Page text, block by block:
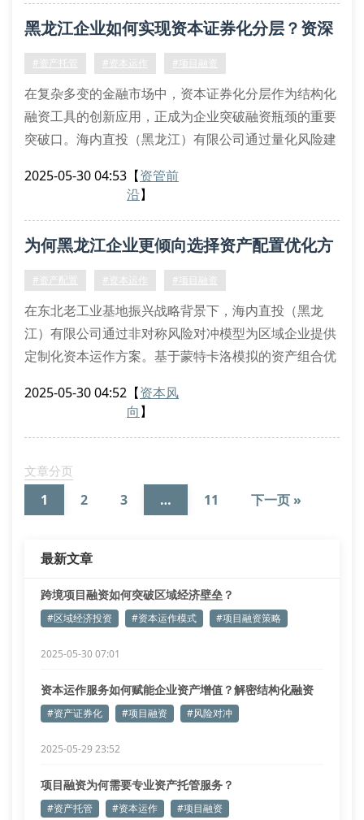
对冲矩阵。例如某制造业客户通过可转换债券方案，在
36个月内实现资本杠杆率优化42%，同时保持控制权稳
黑龙江企业如何实现资本证券化分层？资深
顾问解密关键路径
#资产托管 #资本运作 #项目融资
在复杂多变的金融市场中，资本证券化分层作为结构化
融资工具的创新应用，正成为企业突破融资瓶颈的重要
突破口。海内直投（黑龙江）有限公司通过量化风险建
的分层融资方案。
信用增级设计：超额抵押率与备付金账户的黄金配比计
算
策略
2025-05-30 04:53 【资管前
沿】
为何黑龙江企业更倾向选择资产配置优化方
案？
#资产配置 #资本运作 #项目融资
在东北老工业基地振兴战略背景下，海内直投（黑龙
江）有限公司通过非对称风险对冲模型为区域企业提供
定制化资本运作方案。基于蒙特卡洛模拟的资产组合优
金重组案例，平均提升企业roi达42%。
实现全流程穿透式监管。在最近完成的跨境并购项目
中，运用现金流折现估值法配合实物期权定价模型，
2025-05-30 04:52 【资本风
向】
文章分页
1 2 3 … 11 下一页 »
最新文章
跨境项目融资如何突破区域经济壁垒？
#区域经济投资 #资本运作模式 #项目融资策略
2025-05-30 07:01
资本运作服务如何赋能企业资产增值？解密结构化融资
策略
#资产证券化 #项目融资 #风险对冲
2025-05-29 23:52
项目融资为何需要专业资产托管服务？
#资产托管 #资本运作 #项目融资